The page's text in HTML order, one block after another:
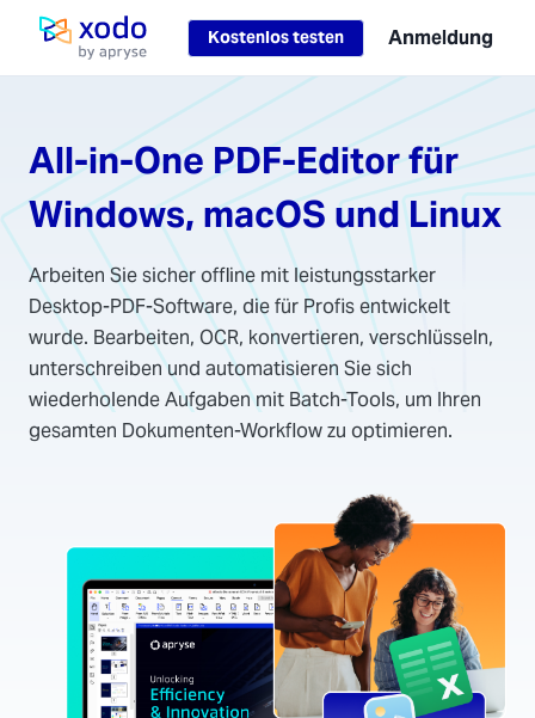
Startseite Kostenlos testen Anmeldung
All-in-One PDF-Editor für
Windows, macOS und Linux
Arbeiten Sie sicher offline mit leistungsstarker
Desktop-PDF-Software, die für Profis entwickelt
wurde. Bearbeiten, OCR, konvertieren, verschlüsseln,
unterschreiben und automatisieren Sie sich
wiederholende Aufgaben mit Batch-Tools, um Ihren
gesamten Dokumenten-Workflow zu optimieren.